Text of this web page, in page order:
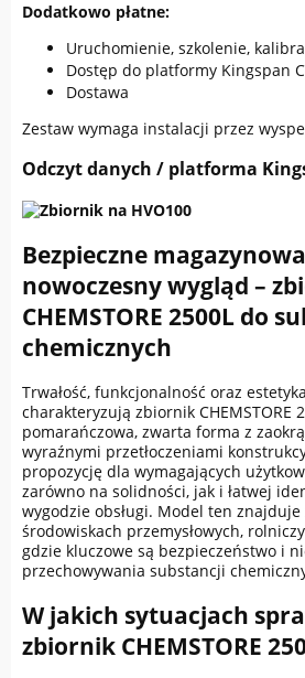
Dodatkowo płatne:
Uruchomienie, szkolenie,
Dostęp do platformy Kingspan
Dostawa
Zestaw wymaga instalacji przez
Odczyt danych / platforma
Bezpieczne
nowoczesny wygląd –
CHEMSTORE 2500L do
chemicznych
Trwałość, funkcjonalność oraz
charakteryzują zbiornik CHEMSTORE
pomarańczowa, zwarta forma z
wyraźnymi przetłoczeniami
propozycję dla wymagających
zarówno na solidności, jak i łatwej
wygodzie obsługi. Model ten
środowiskach przemysłowych,
gdzie kluczowe są bezpieczeństwo i
przechowywania substancji
W jakich sytuacjach
zbiornik CHEMSTORE